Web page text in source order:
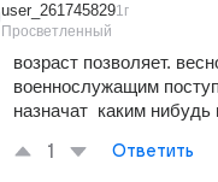
user_261745829
Просветленный
1г
возраст позволяет.
военнослужащим
назначат  каким
1 Ответить